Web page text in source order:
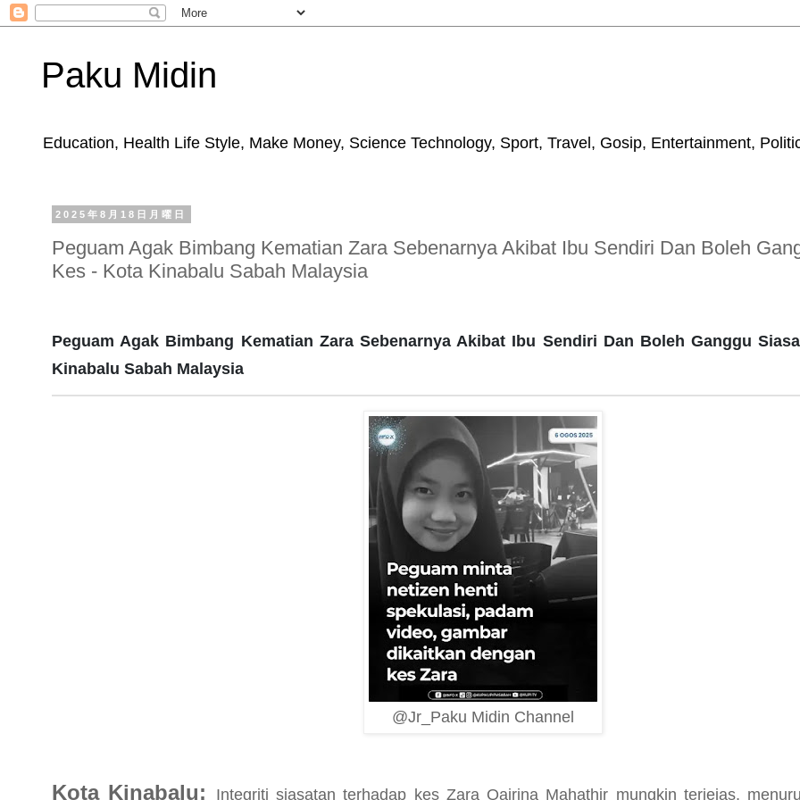
Paku Midin
Education, Health Life Style, Make Money, Science Technology, Sport, Travel, Gosip, Entertainment,
2025年8月18日月曜日
Peguam Agak Bimbang Kematian Zara Sebenarnya Akibat Ibu Sendiri Dan Boleh
Kes - Kota Kinabalu Sabah Malaysia
Peguam Agak Bimbang Kematian Zara Sebenarnya Akibat Ibu Sendiri Dan Boleh Ganggu
Kinabalu Sabah Malaysia
@Jr_Paku Midin Channel
Kota Kinabalu:
Integriti siasatan terhadap kes Zara Qairina Mahathir mungkin terjejas,